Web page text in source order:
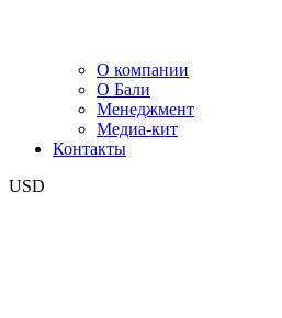
О компании
О Бали
Менеджмент
Медиа-кит
Контакты
USD